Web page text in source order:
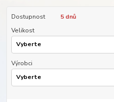
Dostupnost
5 dnů
Velikost
Výrobci